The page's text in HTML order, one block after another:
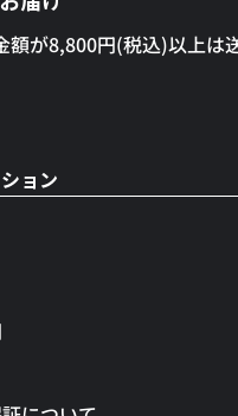
額が8,800円(税込)以上は
ョン